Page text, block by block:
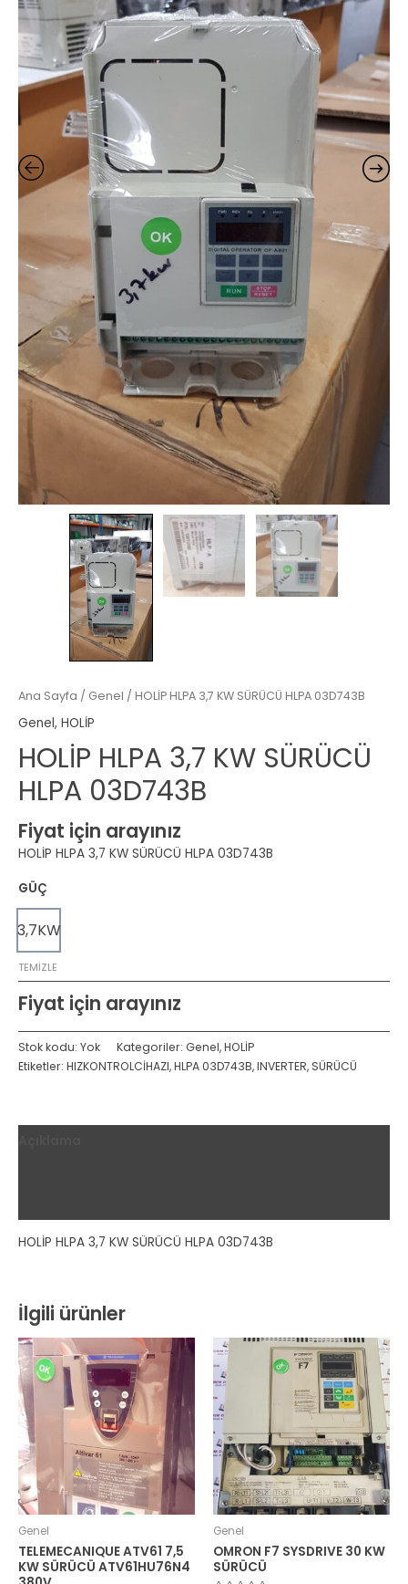
Ana Sayfa / Genel / HOLİP HLPA 3,7 KW SÜRÜCÜ HLPA 03D743B
Genel, HOLİP
HOLİP HLPA 3,7 KW SÜRÜCÜ
HLPA 03D743B
Fiyat için arayınız
HOLİP HLPA 3,7 KW SÜRÜCÜ HLPA 03D743B
GÜÇ
3,7KW
TEMIZLE
Fiyat için arayınız
Stok kodu: Yok Kategoriler: Genel,HOLİP
Etiketler: HIZKONTROLCİHAZI,HLPA 03D743B,INVERTER, SÜRÜCÜ
HOLİP HLPA 3,7 KW SÜRÜCÜ HLPA 03D743B
İlgili ürünler
Genel
TELEMECANIQUE ATV61 7,5
KW SÜRÜCÜ ATV61HU76N4
Genel
OMRON F7 SYSDRIVE 30 KW
SÜRÜCÜ